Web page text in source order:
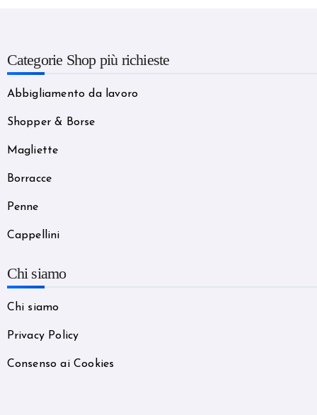
Categorie Shop più richieste
Abbigliamento da lavoro
Shopper & Borse
Magliette
Borracce
Penne
Cappellini
Chi siamo
Chi siamo
Privacy Policy
Consenso ai Cookies